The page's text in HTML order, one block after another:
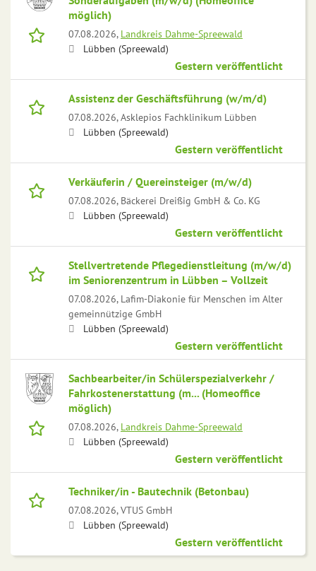
möglich)
07.08.2026, Landkreis Dahme-Spreewald
Lübben (Spreewald)
Gestern veröffentlicht
Assistenz der Geschäftsführung (w/m/d)
07.08.2026,Asklepios Fachklinikum Lübben
Lübben (Spreewald)
Gestern veröffentlicht
Verkäuferin / Quereinsteiger (m/w/d)
07.08.2026, Bäckerei Dreißig GmbH & Co. KG
Lübben (Spreewald)
Gestern veröffentlicht
Stellvertretende Pflegedienstleitung (m/w/d)
im Seniorenzentrum in Lübben – Vollzeit
07.08.2026, Lafim-Diakonie für Menschen im Alter
gemeinnützige GmbH
Lübben (Spreewald)
Gestern veröffentlicht
Sachbearbeiter/in Schülerspezialverkehr /
Fahrkostenerstattung (m... (Homeoffice
möglich)
07.08.2026, Landkreis Dahme-Spreewald
Lübben (Spreewald)
Gestern veröffentlicht
Techniker/in - Bautechnik (Betonbau)
07.08.2026,VTUS GmbH
Lübben (Spreewald)
Gestern veröffentlicht